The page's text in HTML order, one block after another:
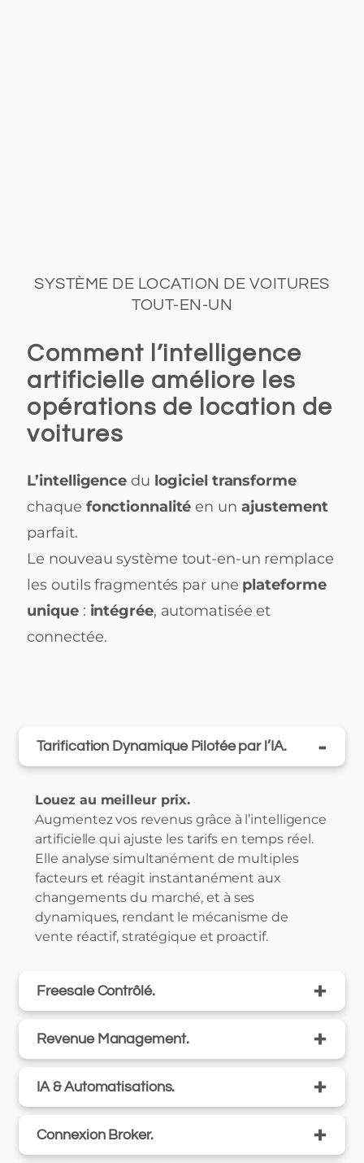
SYSTÈME DE LOCATION DE VOITURES
TOUT-EN-UN
Comment l’intelligence
artificielle améliore les
opérations de location de
voitures
L’intelligence du logiciel transforme
chaque fonctionnalité en un ajustement
parfait.
Le nouveau système tout-en-un remplace
les outils fragmentés par une plateforme
unique: intégrée, automatisée et
connectée.
Tarification Dynamique Pilotée par l’IA. -
Louez au meilleur prix.
Augmentez vos revenus grâce à l’intelligence
artificielle qui ajuste les tarifs en temps réel.
Elle analyse simultanément de multiples
facteurs et réagit instantanément aux
changements du marché, et à ses
dynamiques, rendant le mécanisme de
vente réactif, stratégique et proactif.
Freesale Contrôlé. +
Revenue Management. +
IA & Automatisations. +
Connexion Broker. +